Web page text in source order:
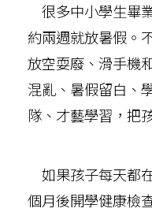
很多中小學生畢
約兩週就放暑假。
放空耍廢、滑手機
混亂、暑假留白、
隊、才藝學習，把
如果孩子每天都
個月後開學健康檢